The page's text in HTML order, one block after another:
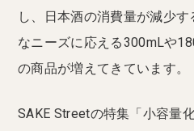
し、日本酒の消費量が減少
なニーズに応える300mLや
の商品が増えてきています。
SAKE Streetの特集「小容量